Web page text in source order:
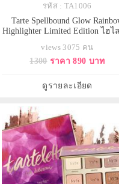
รหัส : TA1006
Tarte Spellbound Glow
Highlighter Limited Edition ไฮไ
เมอร์ละเอียด ปัดแล้วผิวจะดูสว่
กระจ่างใส สุขภาพดีสุดๆ ช่วยม
ติดแน่นทนนานตลอดวัน
views 3075 คน
1300 ราคา 890 บาท
ดูรายละเอียด